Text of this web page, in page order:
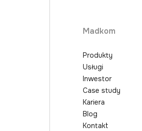
Madkom
Produkty
Usługi
Inwestor
Case study
Kariera
Blog
Kontakt